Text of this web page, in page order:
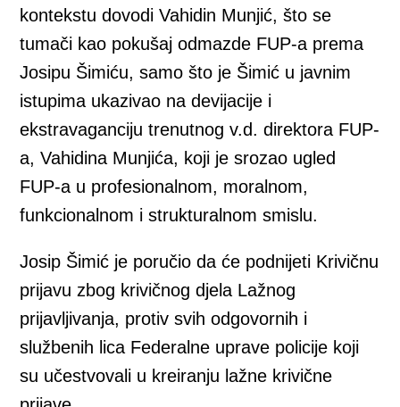
kontekstu dovodi Vahidin Munjić, što se
tumači kao pokušaj odmazde FUP-a prema
Josipu Šimiću, samo što je Šimić u javnim
istupima ukazivao na devijacije i
ekstravaganciju trenutnog v.d. direktora FUP-
a, Vahidina Munjića, koji je srozao ugled
FUP-a u profesionalnom, moralnom,
funkcionalnom i strukturalnom smislu.
Josip Šimić je poručio da će podnijeti Krivičnu
prijavu zbog krivičnog djela Lažnog
prijavljivanja, protiv svih odgovornih i
službenih lica Federalne uprave policije koji
su učestvovali u kreiranju lažne krivične